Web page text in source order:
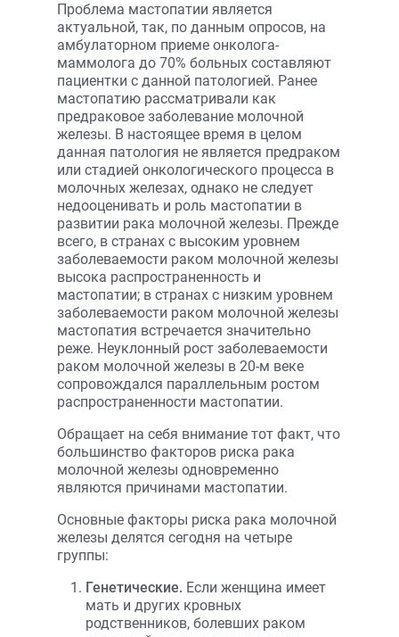
Проблема мастопатии является
актуальной, так, по данным опросов, на
амбулаторном приеме онколога-
маммолога до 70% больных составляют
пациентки с данной патологией. Ранее
мастопатию рассматривали как
предраковое заболевание молочной
железы. В настоящее время в целом
данная патология не является предраком
или стадией онкологического процесса в
молочных железах, однако не следует
недооценивать и роль мастопатии в
развитии рака молочной железы. Прежде
всего, в странах с высоким уровнем
заболеваемости раком молочной железы
высока распространенность и
мастопатии; в странах с низким уровнем
заболеваемости раком молочной железы
мастопатия встречается значительно
реже. Неуклонный рост заболеваемости
раком молочной железы в 20-м веке
сопровождался параллельным ростом
распространенности мастопатии.
Обращает на себя внимание тот факт, что
большинство факторов риска рака
молочной железы одновременно
являются причинами мастопатии.
Основные факторы риска рака молочной
железы делятся сегодня на четыре
группы:
Генетические. Если женщина имеет
мать и других кровных
родственников, болевших раком